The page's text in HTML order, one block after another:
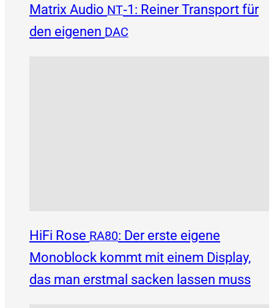
Matrix Audio NT‑1: Reiner Transport für
den eigenen DAC
HiFi Rose RA80: Der erste eigene
Monoblock kommt mit einem Display,
das man erstmal sacken lassen muss